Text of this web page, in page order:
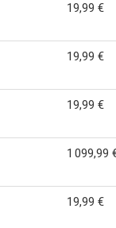
19,99 €
19,99 €
19,99 €
1 099,99
19,99 €